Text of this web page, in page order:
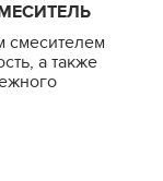
смесителем
а также